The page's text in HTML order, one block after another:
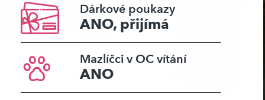
Dárkové poukazy
ANO, přijímá
Mazlíčci v OC vítání
ANO